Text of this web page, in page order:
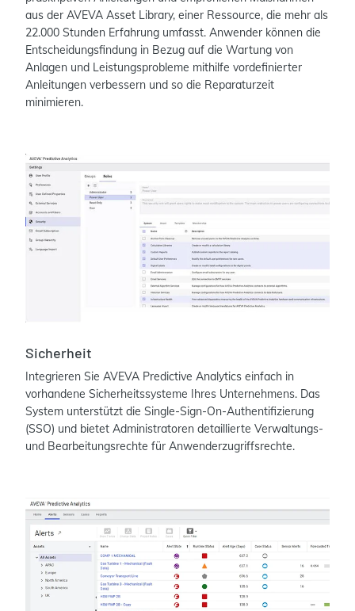
aus der AVEVA Asset Library, einer Ressource, die mehr als
22.000 Stunden Erfahrung umfasst. Anwender können die
Entscheidungsfindung in Bezug auf die Wartung von
Anlagen und Leistungsprobleme mithilfe vordefinierter
Anleitungen verbessern und so die Reparaturzeit
minimieren.
Sicherheit
Integrieren Sie AVEVA Predictive Analytics einfach in
vorhandene Sicherheitssysteme Ihres Unternehmens. Das
System unterstützt die Single-Sign-On-Authentifizierung
(SSO) und bietet Administratoren detaillierte Verwaltungs-
und Bearbeitungsrechte für Anwenderzugriffsrechte.